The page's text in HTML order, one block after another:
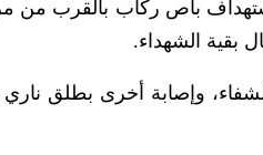
باص ركاب بالقرب من
بقية الشهداء.
وإصابة أخرى بطلق